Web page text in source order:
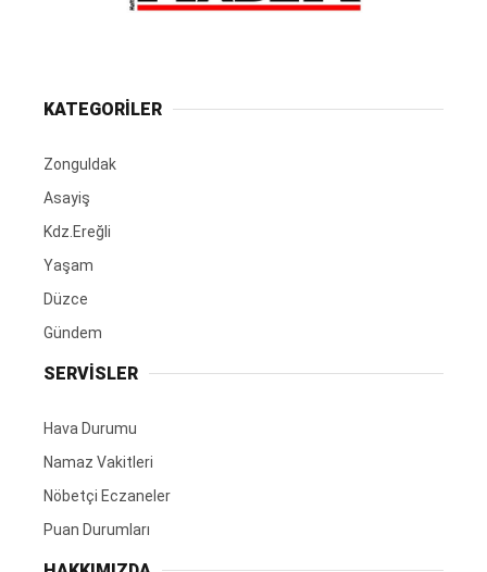
KATEGORİLER
Zonguldak
Asayiş
Kdz.Ereğli
Yaşam
Düzce
Gündem
SERVİSLER
Hava Durumu
Namaz Vakitleri
Nöbetçi Eczaneler
Puan Durumları